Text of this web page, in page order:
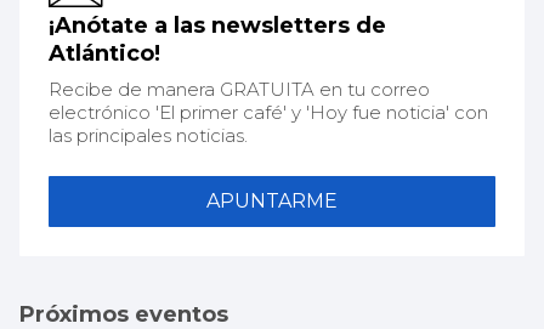
¡Anótate a las newsletters de
Atlántico!
Recibe de manera GRATUITA en tu correo
electrónico 'El primer café' y 'Hoy fue noticia' con
las principales noticias.
APUNTARME
Próximos eventos